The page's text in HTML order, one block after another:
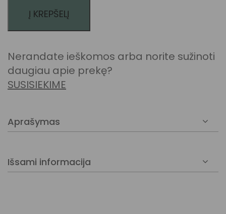
Į KREPŠELĮ
Nerandate ieškomos arba norite sužinoti
daugiau apie prekę?
SUSISIEKIME
Aprašymas
Išsami informacija